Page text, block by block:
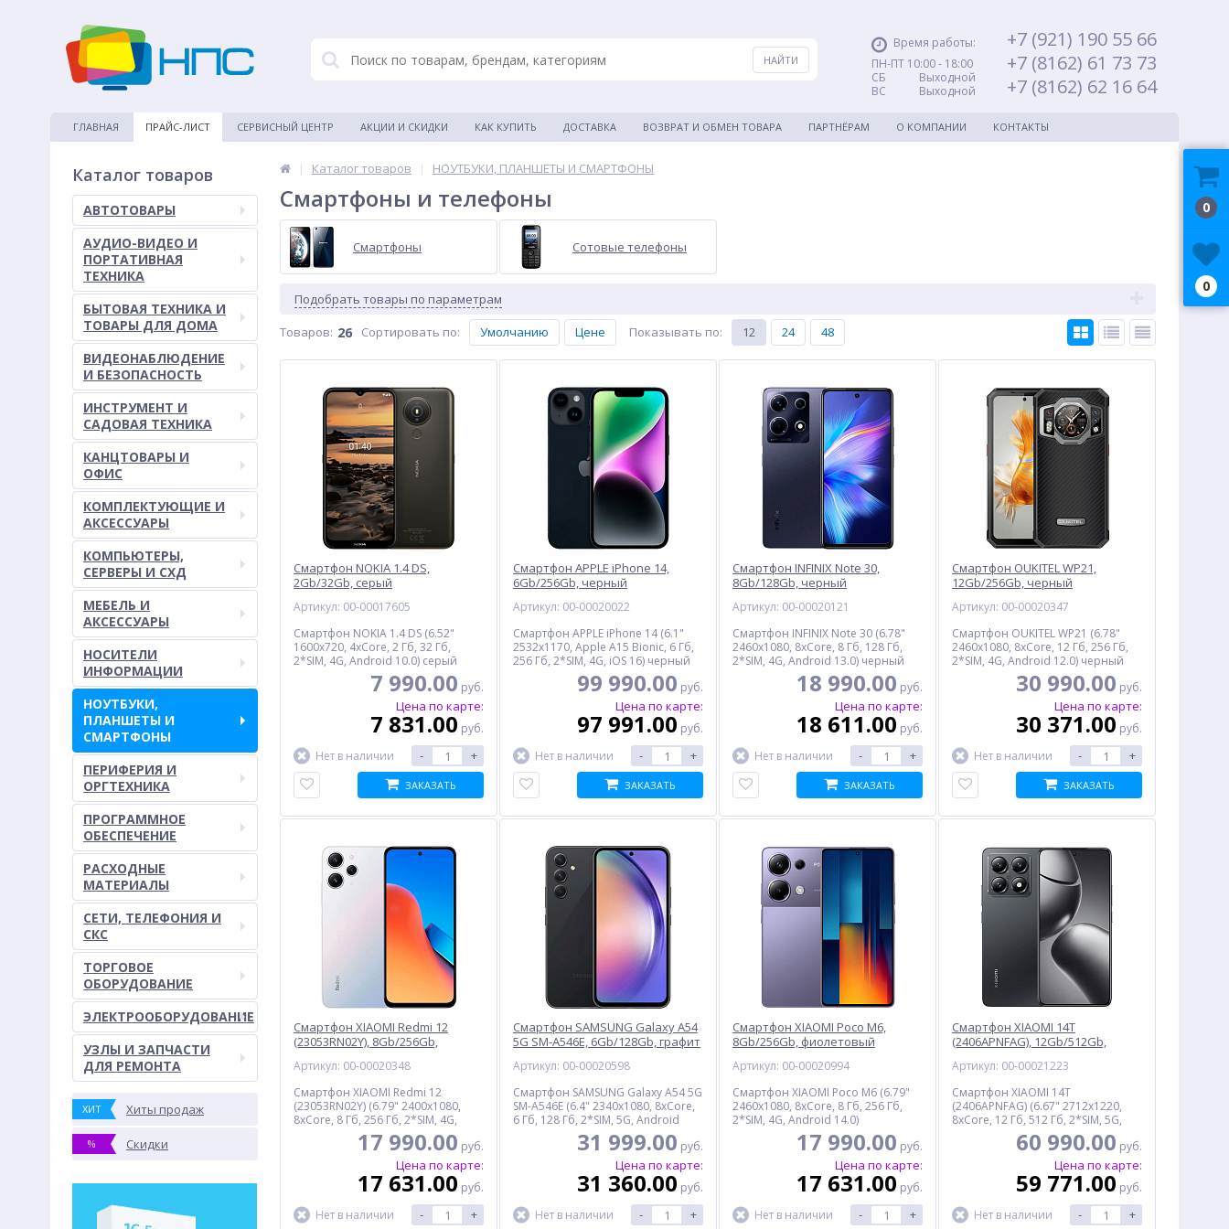
Время работы:
ПН-ПТ 10:00 - 18:00
СБ Выходной
ВС Выходной
+7 (921) 190 55 66
+7 (8162) 61 73 73
+7 (8162) 62 16 64
ГЛАВНАЯ ПРАЙС-ЛИСТ СЕРВИСНЫЙ ЦЕНТР АКЦИИ И СКИДКИ КАК КУПИТЬ ДОСТАВКА ВОЗВРАТ И ОБМЕН ТОВАРА ПАРТНЁРАМ О КОМПАНИИ КОНТАКТЫ
Каталог товаров
АВТОТОВАРЫ
АУДИО-ВИДЕО И
ПОРТАТИВНАЯ
ТЕХНИКА
БЫТОВАЯ ТЕХНИКА И
ТОВАРЫ ДЛЯ ДОМА
ВИДЕОНАБЛЮДЕНИЕ
И БЕЗОПАСНОСТЬ
ИНСТРУМЕНТ И
САДОВАЯ ТЕХНИКА
КАНЦТОВАРЫ И
ОФИС
КОМПЛЕКТУЮЩИЕ И
АКСЕССУАРЫ
КОМПЬЮТЕРЫ,
СЕРВЕРЫ И СХД
МЕБЕЛЬ И
АКСЕССУАРЫ
НОСИТЕЛИ
ИНФОРМАЦИИ
НОУТБУКИ,
ПЛАНШЕТЫ И
СМАРТФОНЫ
ПЕРИФЕРИЯ И
ОРГТЕХНИКА
ПРОГРАММНОЕ
ОБЕСПЕЧЕНИЕ
РАСХОДНЫЕ
МАТЕРИАЛЫ
СЕТИ, ТЕЛЕФОНИЯ И
СКС
ТОРГОВОЕ
ОБОРУДОВАНИЕ
ЭЛЕКТРООБОРУДОВАНИЕ
УЗЛЫ И ЗАПЧАСТИ
ДЛЯ РЕМОНТА
ХИТ Хиты продаж
% Скидки
| Каталог товаров | НОУТБУКИ, ПЛАНШЕТЫ И СМАРТФОНЫ
Смартфоны и телефоны
Смартфоны Сотовые телефоны
Подобрать товары по параметрам
Товаров: 26 Сортировать по: Умолчанию Цене Показывать по: 12 24 48
Смартфон NOKIA 1.4 DS,
2Gb/32Gb, серый
Артикул: 00-00017605
Смартфон NOKIA 1.4 DS (6.52"
1600x720, 4xCore, 2 Гб, 32 Гб,
2*SIM, 4G, Android 10.0) серый
7 990.00 руб.
Цена по карте:
7 831.00 руб.
Нет в наличии
- +
ЗАКАЗАТЬ
Смартфон APPLE iPhone 14,
6Gb/256Gb, черный
Артикул: 00-00020022
Смартфон APPLE iPhone 14 (6.1"
2532x1170, Apple A15 Bionic, 6 Гб,
256 Гб, 2*SIM, 4G, iOS 16) черный
99 990.00 руб.
Цена по карте:
97 991.00 руб.
Нет в наличии
- +
ЗАКАЗАТЬ
Смартфон INFINIX Note 30,
8Gb/128Gb, черный
Артикул: 00-00020121
Смартфон INFINIX Note 30 (6.78"
2460x1080, 8xCore, 8 Гб, 128 Гб,
2*SIM, 4G, Android 13.0) черный
18 990.00 руб.
Цена по карте:
18 611.00 руб.
Нет в наличии
- +
ЗАКАЗАТЬ
Смартфон OUKITEL WP21,
12Gb/256Gb, черный
Артикул: 00-00020347
Смартфон OUKITEL WP21 (6.78"
2460x1080, 8xCore, 12 Гб, 256 Гб,
2*SIM, 4G, Android 12.0) черный
30 990.00 руб.
Цена по карте:
30 371.00 руб.
Нет в наличии
- +
ЗАКАЗАТЬ
Смартфон XIAOMI Redmi 12
(23053RN02Y), 8Gb/256Gb,
Артикул: 00-00020348
Смартфон XIAOMI Redmi 12
(23053RN02Y) (6.79" 2400x1080,
8xCore, 8 Гб, 256 Гб, 2*SIM, 4G,
Android 13.0) серебристый
17 990.00 руб.
Цена по карте:
17 631.00 руб.
Нет в наличии
- +
Смартфон SAMSUNG Galaxy A54
5G SM-A546E, 6Gb/128Gb, графит
Артикул: 00-00020598
Смартфон SAMSUNG Galaxy A54 5G
SM-A546E (6.4" 2340x1080, 8xCore,
6 Гб, 128 Гб, 2*SIM, 5G, Android
13.0) графит31 999.00 руб.
Цена по карте:
31 360.00 руб.
Нет в наличии
- +
Смартфон XIAOMI Poco M6,
8Gb/256Gb, фиолетовый
Артикул: 00-00020994
Смартфон XIAOMI Poco M6 (6.79"
2460x1080, 8xCore, 8 Гб, 256 Гб,
2*SIM, 4G, Android 14.0)
фиолетовый17 990.00 руб.
Цена по карте:
17 631.00 руб.
Нет в наличии
- +
Смартфон XIAOMI 14T
(2406APNFAG), 12Gb/512Gb,
Артикул: 00-00021223
Смартфон XIAOMI 14T
(2406APNFAG) (6.67" 2712x1220,
8xCore, 12 Гб, 512 Гб, 2*SIM, 5G,
Android 14.0) титановый черный
60 990.00 руб.
Цена по карте:
59 771.00 руб.
Нет в наличии
- +
0
0